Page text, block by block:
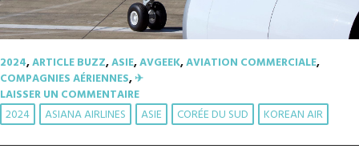
2024,ARTICLE BUZZ,ASIE,AVGEEK,AVIATION COMMERCIALE,
COMPAGNIES AÉRIENNES,✈︎
LAISSER UN COMMENTAIRE
2024 ASIANA AIRLINES ASIE CORÉE DU SUD KOREAN AIR